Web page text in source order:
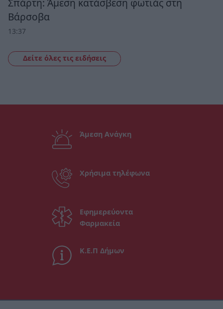
Βάρσοβα
13:37
Δείτε όλες τις ειδήσεις
Άμεση Ανάγκη
Χρήσιμα τηλέφωνα
Εφημερεύοντα
Φαρμακεία
Κ.Ε.Π Δήμων